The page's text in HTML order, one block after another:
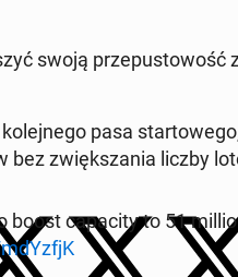
swoją prze­pu­sto­wość
pasa
bez zwięk­sza­nia liczby
boost ca­pa­ci­ty to 51